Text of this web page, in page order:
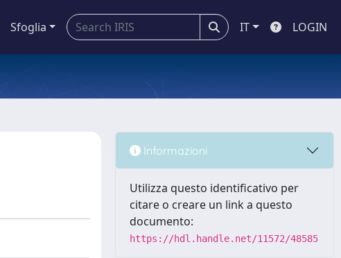
Sfoglia IT LOGIN
Informazioni
Utilizza questo identificativo per
citare o creare un link a questo
documento:
https://hdl.handle.net/11572/48585